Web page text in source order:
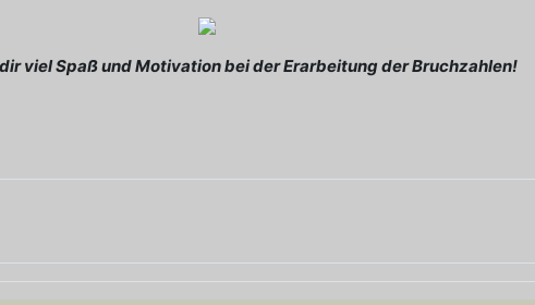
viel Spaß und Motivation bei der Erarbeitung der Bruchzahlen!